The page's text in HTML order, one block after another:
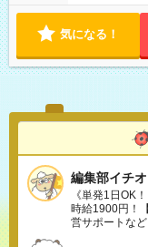
気になる！
編集部イチ
《単発1日OK
時給1900円！
営サポートなど